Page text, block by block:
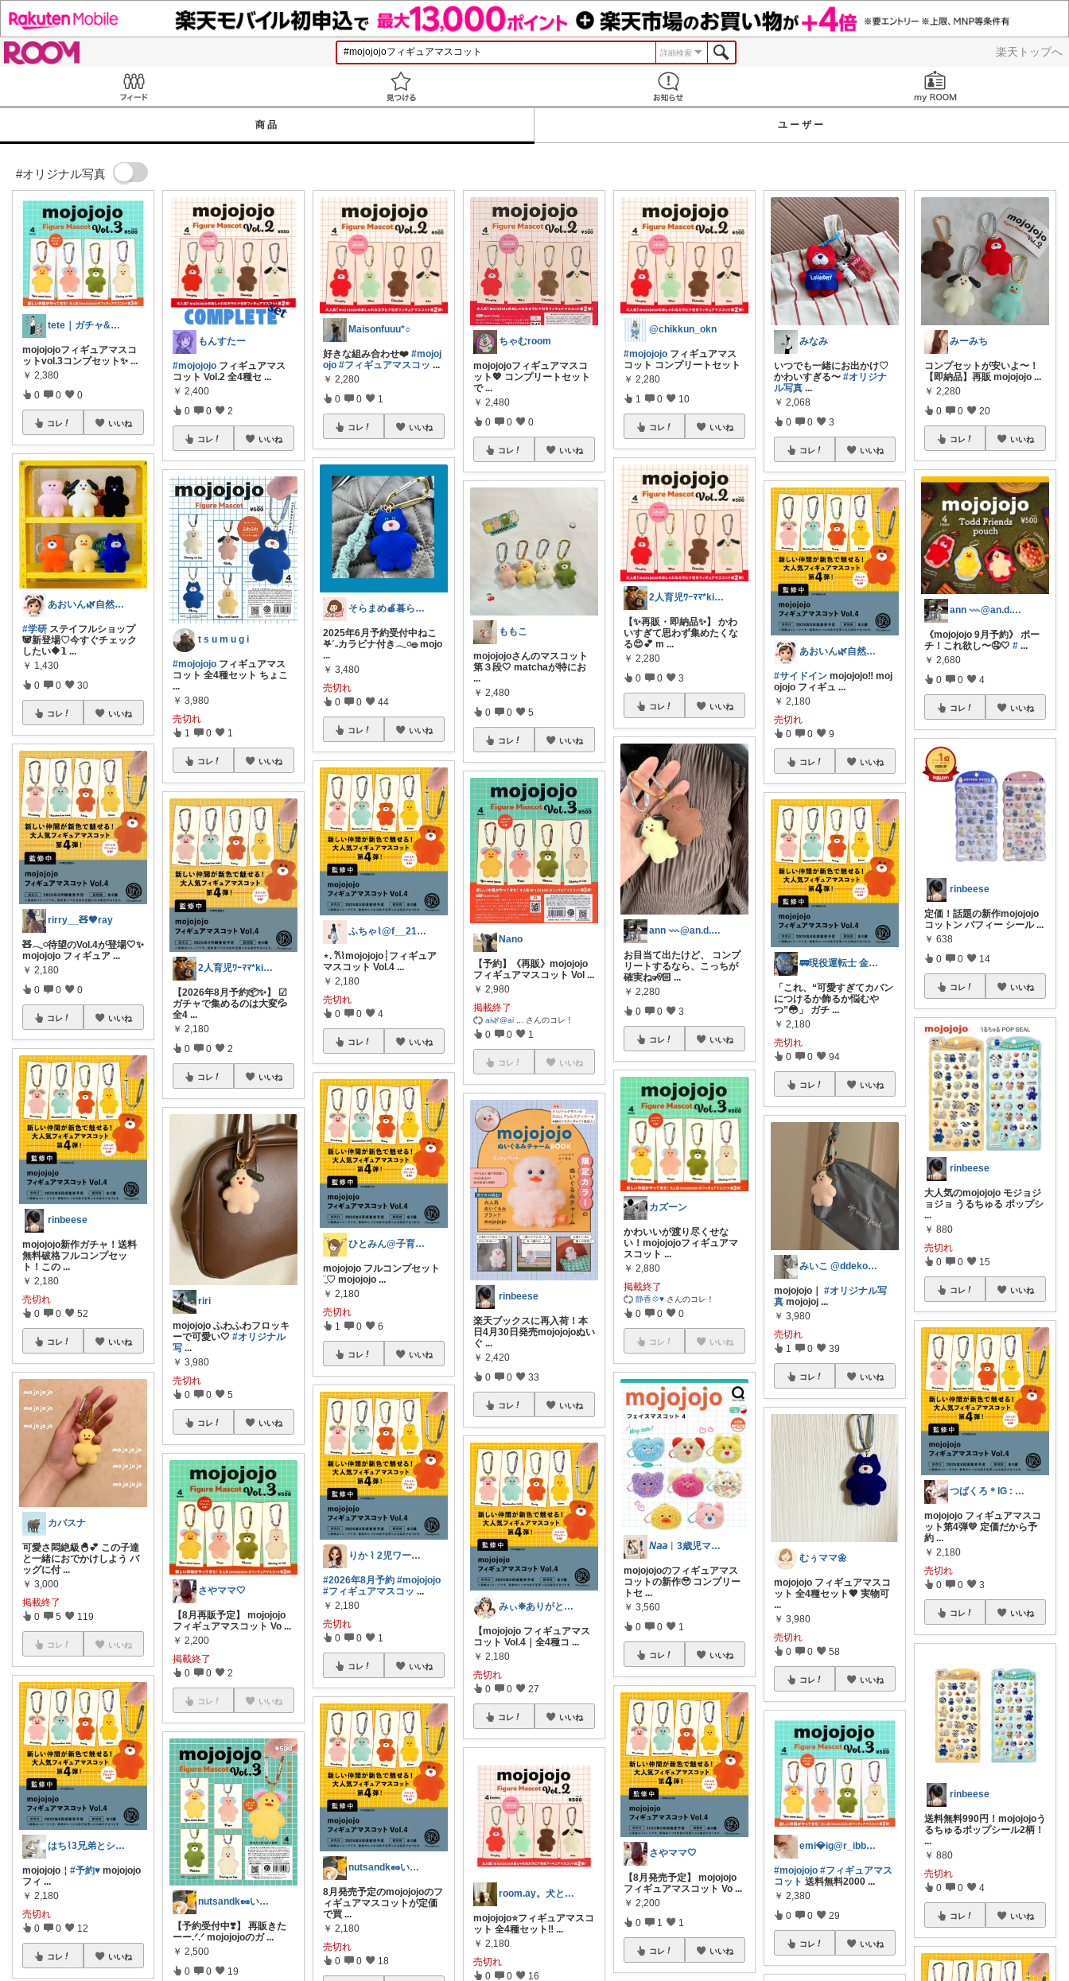
楽天トップへ
詳細検索
商品 ユーザー
#オリジナル写真
tete｜ガチャ&トレンド情報
mojojojoフィギュアマスコ
ットvol.3コンプセット✨ ...
￥ 2,380
0 0 0
コレ いいね
あおいん🌿自然派&無添加さん
#学研 ステイフルショップ
🐼新登場♡今すぐチェック
したい🔶𝟭 ...
￥ 1,430
0 0 30
コレ いいね
rirry__🧸🤎ray
🧸𓂃𓏸待望のVol.4が登場🤍✨
mojojojo フィギュア ...
￥ 2,180
0 0 0
コレ いいね
rinbeese
mojojojo新作ガチャ！送料
無料破格フルコンプセッ
ト！この ...
￥ 2,180
売切れ
0 0 52
コレ いいね
カバスナ
可愛さ悶絶級🐣💕 この子達
と一緒におでかけしよう バ
ッグに付 ...
￥ 3,000
掲載終了
0 5 119
コレ いいね
はち⌇3兄弟とシンプルな暮らし
mojojojo￤ #予約♥︎ mojojojo
フィ ...
￥ 2,180
売切れ
0 0 12
コレ いいね
もんすたー
#mojojojo フィギュアマス
コット Vol.2 全4種セ ...
￥ 2,400
0 0 2
コレ いいね
t s u m u g i
#mojojojo フィギュアマス
コット 全4種セット ちょこ
...
￥ 3,980
売切れ
1 0 1
コレ いいね
2人育児ﾜｰﾏﾏ*kinakoomama
【2026年8月予約📦✨】 ☑︎
ガチャで集めるのは大変💦
全4 ...
￥ 2,180
0 0 2
コレ いいね
riri
mojojojo ふわふわフロッキ
ーで可愛い🤍#オリジナル
写 ...
￥ 3,980
売切れ
0 0 5
コレ いいね
さやママ🤍
【8月再販予定】 mojojojo
フィギュアマスコット Vo ...
￥ 2,200
掲載終了
0 0 2
コレ いいね
nutsandk🥜いつも感謝です◡̈♡
【予約受付中❣️】 再販きた
ーー.ᐟ.ᐟ mojojojoのガ ...
￥ 2,500
0 0 19
Maisonfuuu*○
好きな組み合わせ❤️#mojoj
ojo #フィギュアマスコッ ...
￥ 2,280
0 0 1
コレ いいね
そらまめ🍎暮らしが楽しくなるお手伝い
2025年6月予約受付中ねこ
𖤐ˊ˗カラビナ付き𓂃𓏸𓐍 mojo
...
￥ 3,480
売切れ
0 0 44
コレ いいね
ふちゃ⌇@f__216_ ♡
⋆. 𐙚⌇mojojojo┊︎フィギュア
マスコット Vol.4 ...
￥ 2,180
売切れ
0 0 4
コレ いいね
ひとみん@子育てと可愛いもの好き⚮̈
mojojojo フルコンプセット
¨̮♡︎ mojojojo ...
￥ 2,180
売切れ
1 0 6
コレ いいね
りか ⌇ 2児ワーママの暮らし🪴
#2026年8月予約 #mojojojo
#フィギュアマスコッ ...
￥ 2,180
売切れ
0 0 1
コレ いいね
nutsandk🥜いつも感謝です◡̈♡
8月発売予定のmojojojoのフ
ィギュアマスコットが定価
で買 ...
￥ 2,180
売切れ
0 0 18
ちゃむroom
mojojojoフィギュアマスコ
ット💖 コンプリートセット
で ...
￥ 2,480
0 0 0
コレ いいね
ももこ
mojojojoさんのマスコット
第３段🤍 matchaが特にお
...
￥ 2,480
0 0 5
コレ いいね
Nano
【予約】《再販》mojojojo
フィギュアマスコット Vol ...
￥ 2,980
掲載終了
ai🌿@ai さんのコレ！
0 0 1
コレ いいね
rinbeese
楽天ブックスに再入荷！本
日4月30日発売mojojojoぬい
ぐ ...
￥ 2,420
0 0 33
コレ いいね
みぃ❉ありがとうございます♡
【mojojojo フィギュアマス
コット Vol.4｜全4種コ ...
￥ 2,180
売切れ
0 0 27
コレ いいね
room.ay。犬と共に生きる幸せ♡
mojojojo⭐️フィギュアマスコ
ット 全4種セット‼️...
￥ 2,180
売切れ
0 0 16
@chikkun_okn
#mojojojo フィギュアマス
コット コンプリートセット
￥ 2,280
1 0 10
コレ いいね
2人育児ﾜｰﾏﾏ*kinakoomama
【✨再販・即納品✨】 かわ
いすぎて思わず集めたくな
る😍💕 m ...
￥ 2,280
0 0 3
コレ いいね
ann 𓇠@an.d.mii.13
お目当て出たけど、 コンプ
リートするなら、こっちが
確実ね🧏🏻‍ ...
￥ 2,280
0 0 3
コレ いいね
カズーン
かわいいが渡り尽くせな
い！mojojojoフィギュアマ
スコット ...
￥ 2,880
掲載終了
静香💠♥️ さんのコレ！
0 0 0
コレ いいね
𝘕𝘢𝘢︱3歳児ママが選ぶ育児用品
mojojojoのフィギュアマス
コットの新作🥹 コンプリー
トセ ...
￥ 3,560
0 0 1
コレ いいね
さやママ🤍
【8月発売予定】 mojojojo
フィギュアマスコット Vo ...
￥ 2,200
0 1 1
コレ いいね
みなみ
いつでも一緒にお出かけ♡
かわいすぎる〜#オリジナ
ル写真 ...
￥ 2,068
0 0 3
コレ いいね
あおいん🌿自然派&無添加さん
#サイドイン mojojojo‼️ moj
ojojo フィギュ ...
￥ 2,180
売切れ
0 0 9
コレ いいね
🚃現役運転士 金魚🐠
「これ、“可愛すぎてカバン
につけるか飾るか悩むや
つ”😳」 ガチ ...
￥ 2,180
売切れ
0 0 94
コレ いいね
みいこ @ddeko___3
mojojojo｜#オリジナル写
真 mojojoj ...
￥ 3,980
売切れ
1 0 39
コレ いいね
むぅママ🌼
mojojojo フィギュアマスコ
ット 全4種セット🤎 実物可
...
￥ 3,980
売切れ
0 0 58
コレ いいね
emi💎ig@r_ibbon_💍💎
#mojojojo #フィギュアマス
コット 送料無料2000 ...
￥ 2,380
0 0 29
コレ いいね
みーみち
コンプセットが安いよ〜！
【即納品】再販 mojojojo...
￥ 2,280
0 0 20
コレ いいね
ann 𓇠@an.d.mii.13
《mojojojo 9月予約》 ポー
チ！これ欲し〜🤤🤍# ...
￥ 2,680
0 0 4
コレ いいね
rinbeese
定価！話題の新作mojojojo
コットン パフィー シール...
￥ 638
0 0 14
コレ いいね
rinbeese
大人気のmojojojo モジョジ
ョジョ うるちゅる ポップシ
...
￥ 880
売切れ
0 0 15
コレ いいね
つばくろ＊IG : @_____2896
mojojojo フィギュアマスコ
ット第4弾💛 定価だから予
約 ...
￥ 2,180
売切れ
0 0 3
コレ いいね
rinbeese
送料無料990円！mojojojoう
るちゅるポップシール2柄！
...
￥ 880
売切れ
0 0 4
コレ いいね